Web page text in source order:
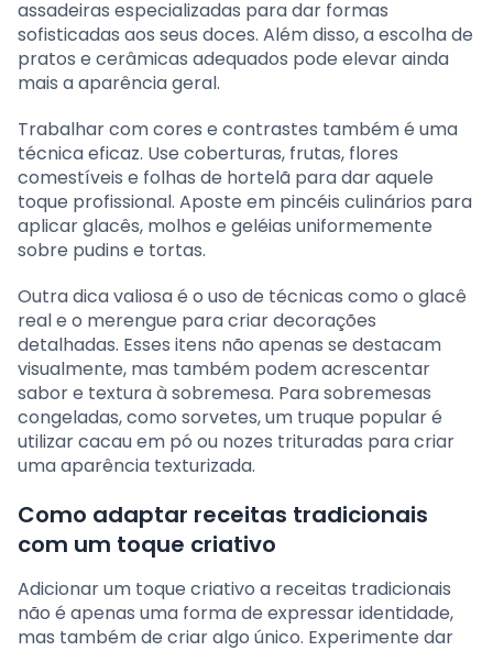
assadeiras especializadas para dar formas
sofisticadas aos seus doces. Além disso, a escolha de
pratos e cerâmicas adequados pode elevar ainda
mais a aparência geral.
Trabalhar com cores e contrastes também é uma
técnica eficaz. Use coberturas, frutas, flores
comestíveis e folhas de hortelã para dar aquele
toque profissional. Aposte em pincéis culinários para
aplicar glacês, molhos e geléias uniformemente
sobre pudins e tortas.
Outra dica valiosa é o uso de técnicas como o glacê
real e o merengue para criar decorações
detalhadas. Esses itens não apenas se destacam
visualmente, mas também podem acrescentar
sabor e textura à sobremesa. Para sobremesas
congeladas, como sorvetes, um truque popular é
utilizar cacau em pó ou nozes trituradas para criar
uma aparência texturizada.
Como adaptar receitas tradicionais
com um toque criativo
Adicionar um toque criativo a receitas tradicionais
não é apenas uma forma de expressar identidade,
mas também de criar algo único. Experimente dar